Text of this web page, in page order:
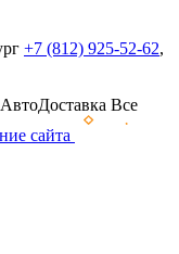
+7 (812) 925-52-62,
Все
сайта